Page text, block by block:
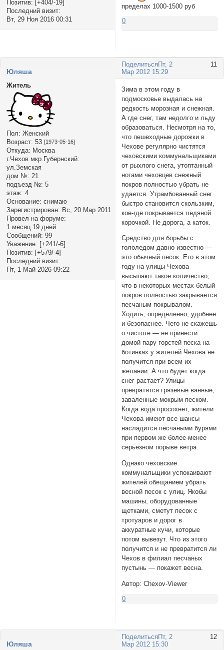
Позитив: [+404/-19]
Последний визит:
Вт, 29 Ноя 2016 00:31
пределах 1000-1500 руб
0
Поделиться 11
Пт, 2
Мар 2012 15:29
Юляша
Житель
Пол: Женский
Возраст: 53 [1973-05-16]
Откуда: Москва
г.Чехов мкр.Губернский:
ул.Земская
дом №: 21
подъезд №: 5
этаж: 4
Основание: снимаю
Зарегистрирован: Вс, 20 Мар 2011
Провел на форуме:
1 месяц 19 дней
Сообщений: 99
Уважение: [+241/-6]
Позитив: [+579/-4]
Последний визит:
Пт, 1 Май 2026 09:22
Зима в этом году в
подмосковье выдалась на
редкость морозная и снежная.
А где снег, там недолго и льду
образоваться. Несмотря на то,
что пешеходные дорожки в
Чехове регулярно чистятся
чеховскими коммунальщиками
от рыхлого снега, утоптанный
ногами чеховцев снежный
покров полностью убрать не
удается. Утрамбованный снег
быстро становится скользким,
кое-где покрывается ледяной
корочкой. Не дорога, а каток.
Средство для борьбы с
гололедом давно известно —
это обычный песок. Его в этом
году на улицы Чехова
высыпают такое количество,
что в некоторых местах белый
покров полностью закрывается
песчаным покрывалом.
Ходить, определенно, удобнее
и безопаснее. Чего не скажешь
о чистоте — не принести
домой пару горстей песка на
ботинках у жителей Чехова не
получится при всем их
желании. А что будет когда
снег растает? Улицы
превратятся грязевые ванные,
заваленные мокрым песком.
Когда вода просохнет, жители
Чехова имеют все шансы
насладится песчаными бурями
при первом же более-менее
серьезном порыве ветра.
Однако чеховские
коммунальщики успокаивают
жителей обещанием убрать
весной песок с улиц. Якобы
машины, оборудованные
щетками, сметут песок с
тротуаров и дорог в
аккуратные кучи, которые
потом вывезут. Что из этого
получится и не превратится ли
Чехов в филиал песчаных
пустынь — покажет весна.
Автор: Chexov-Viewer
0
Поделиться 12
Пт, 2
Мар 2012 15:30
Юляша